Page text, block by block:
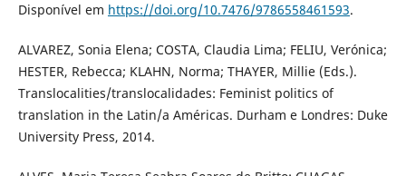
Disponível em https://doi.org/10.7476/9786558461593.
ALVAREZ, Sonia Elena; COSTA, Claudia Lima; FELIU, Verónica;
HESTER, Rebecca; KLAHN, Norma; THAYER, Millie (Eds.).
Translocalities/translocalidades: Feminist politics of
translation in the Latin/a Américas. Durham e Londres: Duke
University Press, 2014.